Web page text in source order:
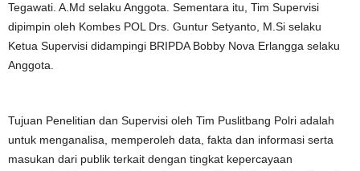
Tegawati. A.Md selaku Anggota. Sementara itu, Tim Supervisi
dipimpin oleh Kombes POL Drs. Guntur Setyanto, M.Si selaku
Ketua Supervisi didampingi BRIPDA Bobby Nova Erlangga selaku
Anggota.
Tujuan Penelitian dan Supervisi oleh Tim Puslitbang Polri adalah
untuk menganalisa, memperoleh data, fakta dan informasi serta
masukan dari publik terkait dengan tingkat kepercayaan